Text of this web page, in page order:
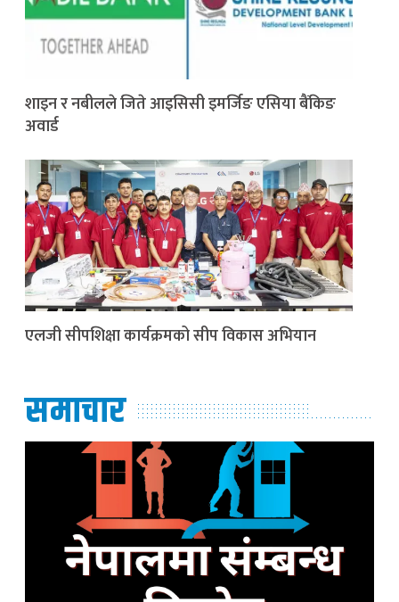
शाइन र नबीलले जिते आइसिसी इमर्जिङ एसिया बैंकिङ
अवार्ड
एलजी सीपशिक्षा कार्यक्रमको सीप विकास अभियान
समाचार